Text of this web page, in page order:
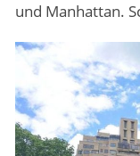
und Manhattan.